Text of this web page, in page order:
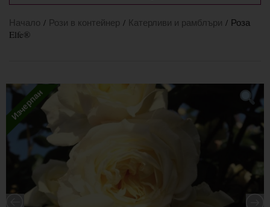
Начало / Рози в контейнер / Катерливи и рамблъри / Роза
Elfe®
Изчерпан